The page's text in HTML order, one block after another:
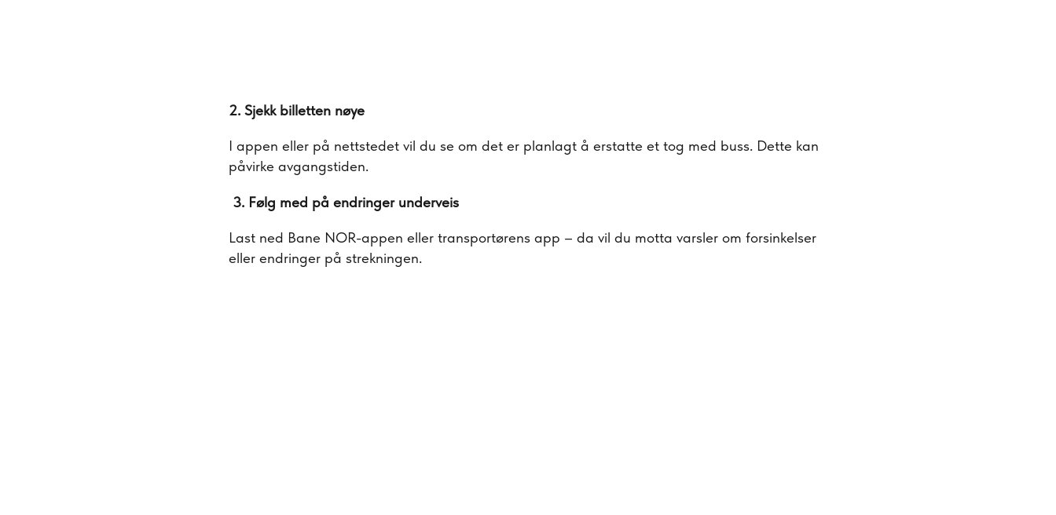
2. Sjekk billetten nøye
I appen eller på nettstedet vil du se om det er planlagt å erstatte et tog med buss. Dette kan
påvirke avgangstiden.
3. Følg med på endringer underveis
Last ned Bane NOR-appen eller transportørens app – da vil du motta varsler om forsinkelser
eller endringer på strekningen.